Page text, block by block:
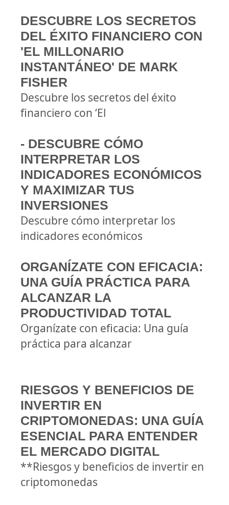
DESCUBRE LOS SECRETOS
DEL ÉXITO FINANCIERO CON
'EL MILLONARIO
INSTANTÁNEO' DE MARK
FISHER
Descubre los secretos del éxito
financiero con ‘El
- DESCUBRE CÓMO
INTERPRETAR LOS
INDICADORES ECONÓMICOS
Y MAXIMIZAR TUS
INVERSIONES
Descubre cómo interpretar los
indicadores económicos
ORGANÍZATE CON EFICACIA:
UNA GUÍA PRÁCTICA PARA
ALCANZAR LA
PRODUCTIVIDAD TOTAL
Organízate con eficacia: Una guía
práctica para alcanzar
RIESGOS Y BENEFICIOS DE
INVERTIR EN
CRIPTOMONEDAS: UNA GUÍA
ESENCIAL PARA ENTENDER
EL MERCADO DIGITAL
**Riesgos y beneficios de invertir en
criptomonedas